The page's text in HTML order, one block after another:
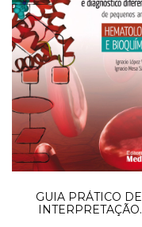
GUIA PRÁTICO DE
INTERPRETAÇÃO